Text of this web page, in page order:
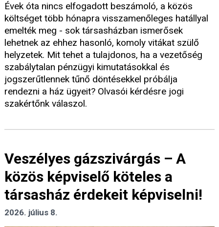
Évek óta nincs elfogadott beszámoló, a közös
költséget több hónapra visszamenőleges hatállyal
emelték meg - sok társasházban ismerősek
lehetnek az ehhez hasonló, komoly vitákat szülő
helyzetek. Mit tehet a tulajdonos, ha a vezetőség
szabálytalan pénzügyi kimutatásokkal és
jogszerűtlennek tűnő döntésekkel próbálja
rendezni a ház ügyeit? Olvasói kérdésre jogi
szakértőnk válaszol.
Veszélyes gázszivárgás – A
közös képviselő köteles a
társasház érdekeit képviselni!
2026. július 8.